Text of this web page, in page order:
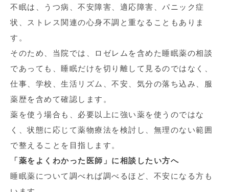
不眠は、うつ病、不安障害、適応障害、パニック症
状、ストレス関連の心身不調と重なることもありま
す。
そのため、当院では、ロゼレムを含めた睡眠薬の相談
であっても、睡眠だけを切り離して見るのではなく、
仕事、学校、生活リズム、不安、気分の落ち込み、服
薬歴を含めて確認します。
薬を使う場合も、必要以上に強い薬を使うのではな
く、状態に応じて薬物療法を検討し、無理のない範囲
で整えることを目指します。
「薬をよくわかった医師」に相談したい方へ
睡眠薬について調べれば調べるほど、不安になる方も